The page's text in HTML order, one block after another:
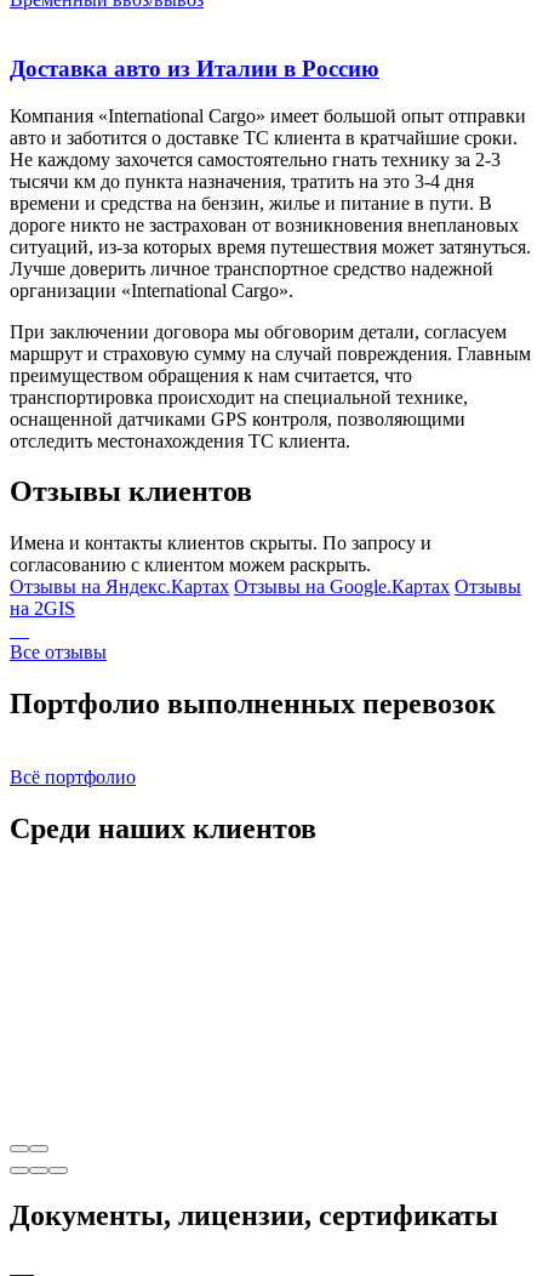
Доставка авто из Италии в Россию
Компания «International Cargo» имеет большой опыт отправки
авто и заботится о доставке ТС клиента в кратчайшие сроки.
Не каждому захочется самостоятельно гнать технику за 2-3
тысячи км до пункта назначения, тратить на это 3-4 дня
времени и средства на бензин, жилье и питание в пути. В
дороге никто не застрахован от возникновения внеплановых
ситуаций, из-за которых время путешествия может затянуться.
Лучше доверить личное транспортное средство надежной
организации «International Cargo».
При заключении договора мы обговорим детали, согласуем
маршрут и страховую сумму на случай повреждения. Главным
преимуществом обращения к нам считается, что
транспортировка происходит на специальной технике,
оснащенной датчиками GPS контроля, позволяющими
отследить местонахождения ТС клиента.
Отзывы клиентов
Имена и контакты клиентов скрыты. По запросу и
согласованию с клиентом можем раскрыть.
Отзывы на Яндекс.Картах Отзывы на Google.Картах Отзывы
на 2GIS
Все отзывы
Портфолио выполненных перевозок
Всё портфолио
Среди наших клиентов
Документы, лицензии, сертификаты